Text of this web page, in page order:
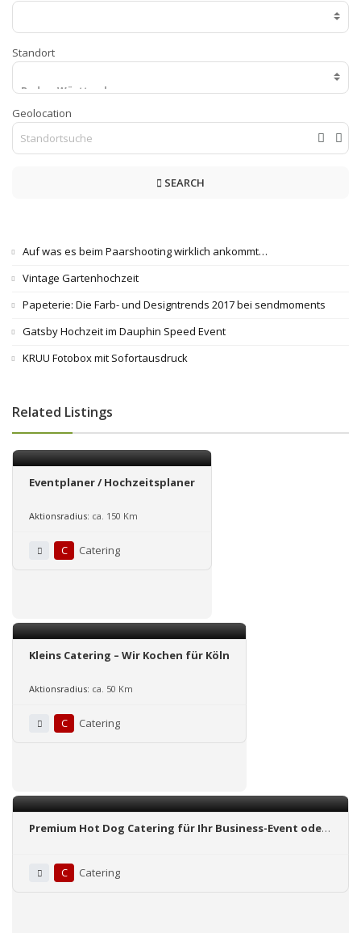
Standort
Geolocation
SEARCH
Auf was es beim Paarshooting wirklich ankommt…
Vintage Gartenhochzeit
Papeterie: Die Farb- und Designtrends 2017 bei sendmoments
Gatsby Hochzeit im Dauphin Speed Event
KRUU Fotobox mit Sofortausdruck
Related Listings
Eventplaner / Hochzeitsplaner
Aktionsradius: ca. 150 Km
C Catering
Kleins Catering – Wir Kochen für Köln
Aktionsradius: ca. 50 Km
C Catering
Premium Hot Dog Catering für Ihr Business-Event oder
C
Catering